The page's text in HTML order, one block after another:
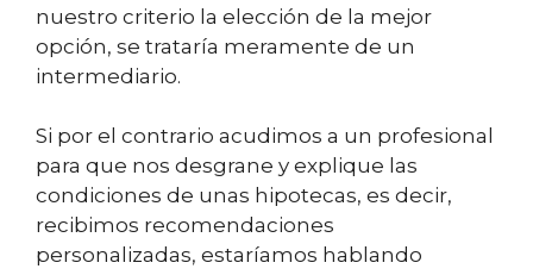
nuestro criterio la elección de la mejor
opción, se trataría meramente de un
intermediario.
Si por el contrario acudimos a un profesional
para que nos desgrane y explique las
condiciones de unas hipotecas, es decir,
recibimos recomendaciones
personalizadas, estaríamos hablando